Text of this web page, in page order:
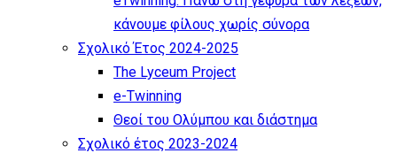
κάνουμε φίλους χωρίς σύνορα
Σχολικό Έτος 2024-2025
The Lyceum Project
e-Twinning
Θεοί του Ολύμπου και διάστημα
Σχολικό έτος 2023-2024